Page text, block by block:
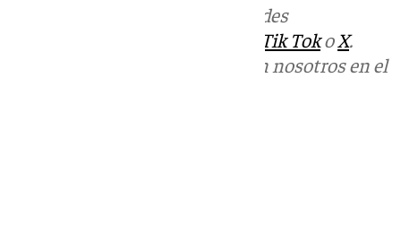
en las redes
Tik TokoX.
Puedes ponerte en contacto con nosotros en el